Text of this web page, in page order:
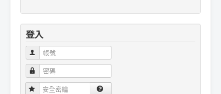
登入
帳號
密碼
安全密鑰